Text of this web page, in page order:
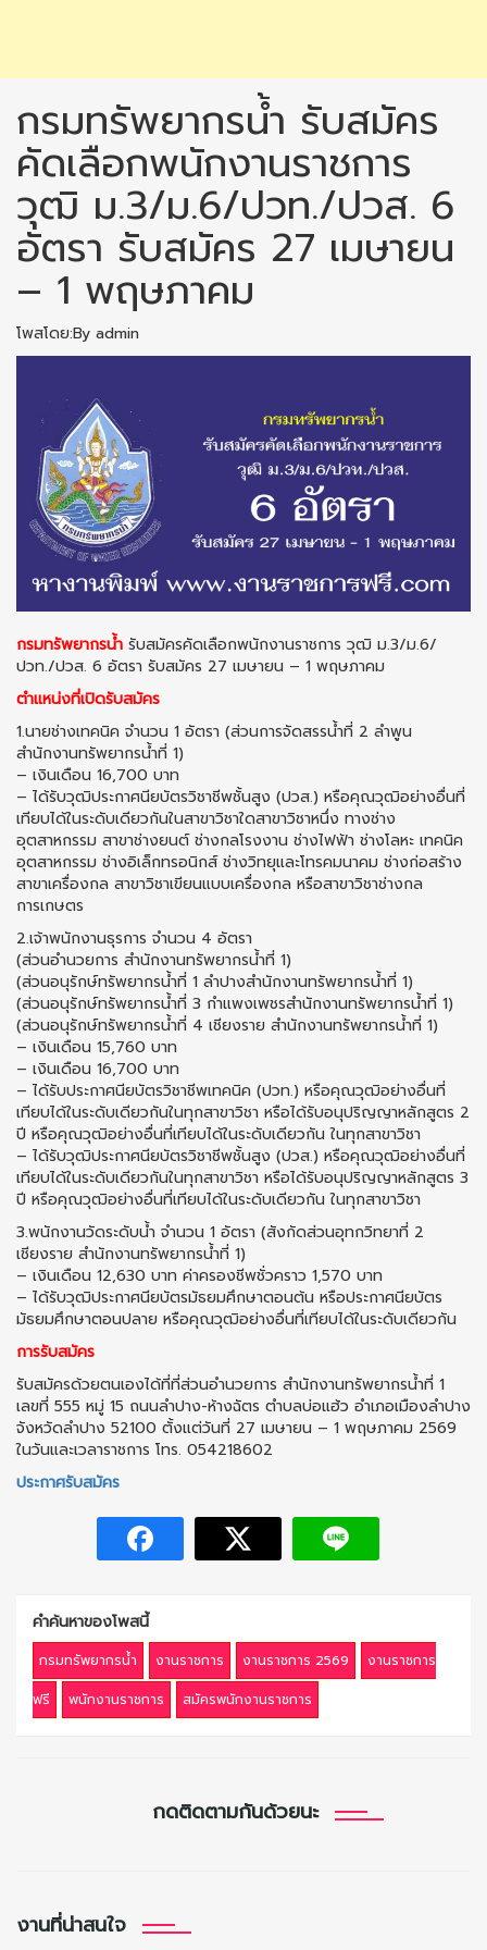
กรมทรัพยากรน้ำ รับสมัคร
คัดเลือกพนักงานราชการ
วุฒิ ม.3/ม.6/ปวท./ปวส. 6
อัตรา รับสมัคร 27 เมษายน
– 1 พฤษภาคม
โพสโดย:By admin
กรมทรัพยากรน้ำ รับสมัครคัดเลือกพนักงานราชการ วุฒิ ม.3/ม.6/
ปวท./ปวส. 6 อัตรา รับสมัคร 27 เมษายน – 1 พฤษภาคม
ตำแหน่งที่เปิดรับสมัคร
1.นายช่างเทคนิค จำนวน 1 อัตรา (ส่วนการจัดสรรน้ำที่ 2 ลำพูน
สำนักงานทรัพยากรน้ำที่ 1)
– เงินเดือน 16,700 บาท
– ได้รับวุฒิประกาศนียบัตรวิชาชีพชั้นสูง (ปวส.) หรือคุณวุฒิอย่างอื่นที่
เทียบได้ในระดับเดียวกันในสาขาวิชาใดสาขาวิชาหนึ่ง ทางช่าง
อุตสาหกรรม สาขาช่างยนต์ ช่างกลโรงงาน ช่างไฟฟ้า ช่างโลหะ เทคนิค
อุตสาหกรรม ช่างอิเล็กทรอนิกส์ ช่างวิทยุและโทรคมนาคม ช่างก่อสร้าง
สาขาเครื่องกล สาขาวิชาเขียนแบบเครื่องกล หรือสาขาวิชาช่างกล
การเกษตร
2.เจ้าพนักงานธุรการ จำนวน 4 อัตรา
(ส่วนอำนวยการ สำนักงานทรัพยากรน้ำที่ 1)
(ส่วนอนุรักษ์ทรัพยากรน้ำที่ 1 ลำปางสำนักงานทรัพยากรน้ำที่ 1)
(ส่วนอนุรักษ์ทรัพยากรน้ำที่ 3 กำแพงเพชรสำนักงานทรัพยากรน้ำที่ 1)
(ส่วนอนุรักษ์ทรัพยากรน้ำที่ 4 เชียงราย สำนักงานทรัพยากรน้ำที่ 1)
– เงินเดือน 15,760 บาท
– เงินเดือน 16,700 บาท
– ได้รับประกาศนียบัตรวิชาชีพเทคนิค (ปวท.) หรือคุณวุฒิอย่างอื่นที่
เทียบได้ในระดับเดียวกันในทุกสาขาวิชา หรือได้รับอนุปริญญาหลักสูตร 2
ปี หรือคุณวุฒิอย่างอื่นที่เทียบได้ในระดับเดียวกัน ในทุกสาขาวิชา
– ได้รับวุฒิประกาศนียบัตรวิชาชีพชั้นสูง (ปวส.) หรือคุณวุฒิอย่างอื่นที่
เทียบได้ในระดับเดียวกันในทุกสาขาวิชา หรือได้รับอนุปริญญาหลักสูตร 3
ปี หรือคุณวุฒิอย่างอื่นที่เทียบได้ในระดับเดียวกัน ในทุกสาขาวิชา
3.พนักงานวัดระดับน้ำ จำนวน 1 อัตรา (สังกัดส่วนอุทกวิทยาที่ 2
เชียงราย สำนักงานทรัพยากรน้ำที่ 1)
– เงินเดือน 12,630 บาท ค่าครองชีพชั่วคราว 1,570 บาท
– ได้รับวุฒิประกาศนียบัตรมัธยมศึกษาตอนต้น หรือประกาศนียบัตร
มัธยมศึกษาตอนปลาย หรือคุณวุฒิอย่างอื่นที่เทียบได้ในระดับเดียวกัน
การรับสมัคร
รับสมัครด้วยตนเองได้ที่ที่ส่วนอำนวยการ สำนักงานทรัพยากรน้ำที่ 1
เลขที่ 555 หมู่ 15 ถนนลำปาง-ห้างฉัตร ตำบลบ่อแฮ้ว อำเภอเมืองลำปาง
จังหวัดลำปาง 52100 ตั้งแต่วันที่ 27 เมษายน – 1 พฤษภาคม 2569
ในวันและเวลาราชการ โทร. 054218602
ประกาศรับสมัคร
คำค้นหาของโพสนี้
กรมทรัพยากรน้ำ งานราชการ งานราชการ 2569
งานราชการ
ฟรี
พนักงานราชการ สมัครพนักงานราชการ
กดติดตามกันด้วยนะ
งานที่น่าสนใจ